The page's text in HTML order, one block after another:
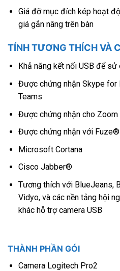
Giá đỡ mục đích kép hoạt
giá gắn nâng trên bàn
TÍNH TƯƠNG THÍCH VÀ
Khả năng kết nối USB để
Được chứng nhận Skype
Teams
Được chứng nhận cho Zoom
Được chứng nhận với Fuze®
Microsoft Cortana
Cisco Jabber®
Tương thích với BlueJeans,
Vidyo, và các nền tảng hội
khác hỗ trợ camera USB
THÀNH PHẦN GÓI
Camera Logitech Pro2